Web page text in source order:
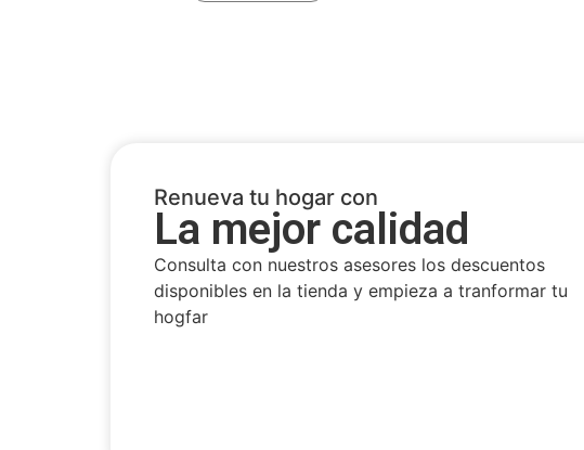
Renueva tu hogar con
La mejor calidad
Consulta con nuestros asesores los descuentos
disponibles en la tienda y empieza a tranformar tu
hogfar